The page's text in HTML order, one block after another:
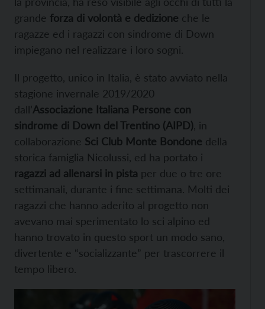
grande forza di volontà e dedizione che le
ragazze ed i ragazzi con sindrome di Down
impiegano nel realizzare i loro sogni.
Il progetto, unico in Italia, è stato avviato nella
stagione invernale 2019/2020
dall’Associazione Italiana Persone con
sindrome di Down del Trentino (AIPD) , in
collaborazione Sci Club Monte Bondone della
storica famiglia Nicolussi, ed ha portato i
ragazzi ad allenarsi in pista per due o tre ore
settimanali, durante i fine settimana. Molti dei
ragazzi che hanno aderito al progetto non
avevano mai sperimentato lo sci alpino ed
hanno trovato in questo sport un modo sano,
divertente e “socializzante” per trascorrere il
tempo libero.